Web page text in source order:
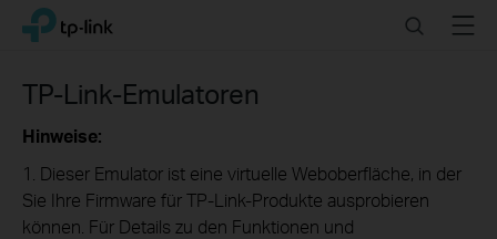
Click
the
navigation
TP-Link, Reliably Smart SearchMenu
TP-Link-Emulatoren
Hinweise:
1. Dieser Emulator ist eine virtuelle Weboberfläche, in der
Sie Ihre Firmware für TP-Link-Produkte ausprobieren
können. Für Details zu den Funktionen und